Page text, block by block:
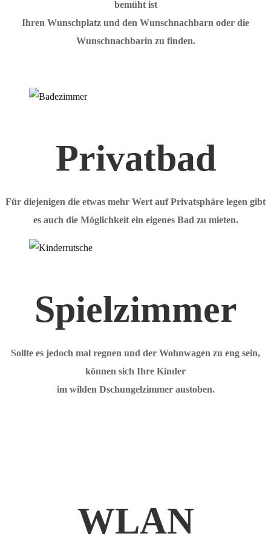
bemüht ist
Ihren Wunschplatz und den Wunschnachbarn oder die
Wunschnachbarin zu finden.
Privatbad
Für diejenigen die etwas mehr Wert auf Privatsphäre legen gibt
es auch die Möglichkeit ein eigenes Bad zu mieten.
Spielzimmer
Sollte es jedoch mal regnen und der Wohnwagen zu eng sein,
können sich Ihre Kinder
im wilden Dschungelzimmer austoben.
WLAN